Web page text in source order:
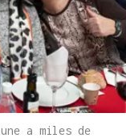
a miles de